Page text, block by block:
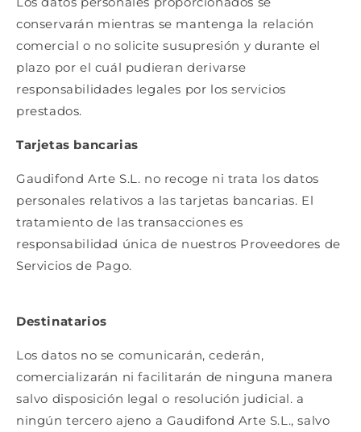
conservarán mientras se mantenga la relación
comercial o no solicite susupresión y durante el
plazo por el cuál pudieran derivarse
responsabilidades legales por los servicios
prestados.
Tarjetas bancarias
Gaudifond Arte S.L. no recoge ni trata los datos
personales relativos a las tarjetas bancarias. El
tratamiento de las transacciones es
responsabilidad única de nuestros Proveedores de
Servicios de Pago.
Destinatarios
Los datos no se comunicarán, cederán,
comercializarán ni facilitarán de ninguna manera
salvo disposición legal o resolución judicial. a
ningún tercero ajeno a Gaudifond Arte S.L., salvo